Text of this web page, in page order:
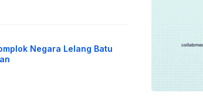
Negara Lelang Batu